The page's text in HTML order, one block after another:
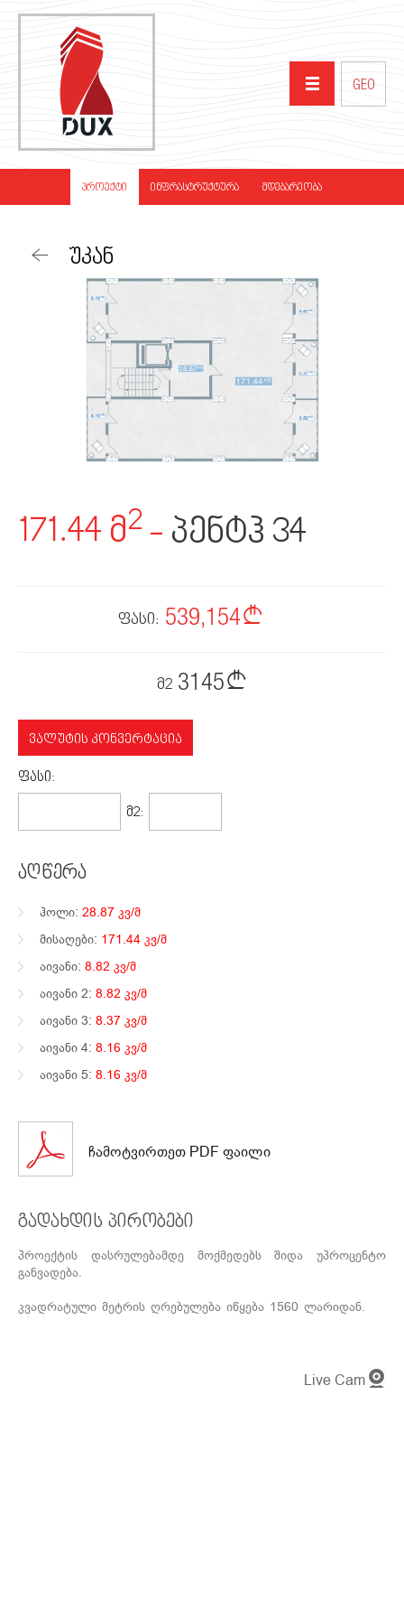
GEO
ᲛᲗᲐᲕᲐᲠᲘ
ᲞᲠᲝᲔᲥᲢᲔᲑᲘ
ᲡᲘᲐᲮᲚᲔᲔᲑᲘ
ᲙᲝᲜᲢᲐᲥᲢᲘ
ᲞᲠᲝᲔᲥᲢᲘ ᲘᲜᲤᲠᲐᲡᲢᲠᲣᲥᲢᲣᲠᲐ ᲛᲓᲔᲑᲐᲠᲔᲝᲑᲐ
ᲣᲙᲐᲜ
171.44 მ2 - პენტჰ 34
ფასი: 539,154
მ2 3145
ᲕᲐᲚᲣᲢᲘᲡ ᲙᲝᲜᲕᲔᲠᲢᲐᲪᲘᲐ
ᲤᲐᲡᲘ:
Მ2:
აღწერა
ჰოლი: 28.87 კვ/მ
მისაღები: 171.44 კვ/მ
აივანი: 8.82 კვ/მ
აივანი 2: 8.82 კვ/მ
აივანი 3: 8.37 კვ/მ
აივანი 4: 8.16 კვ/მ
აივანი 5: 8.16 კვ/მ
ჩამოტვირთეთ PDF ფაილი
გადახდის პირობები
პროექტის დასრულებამდე მოქმედებს შიდა უპროცენტო
განვადება.
კვადრატული მეტრის ღრებულება იწყება 1560 ლარიდან.
Live Cam